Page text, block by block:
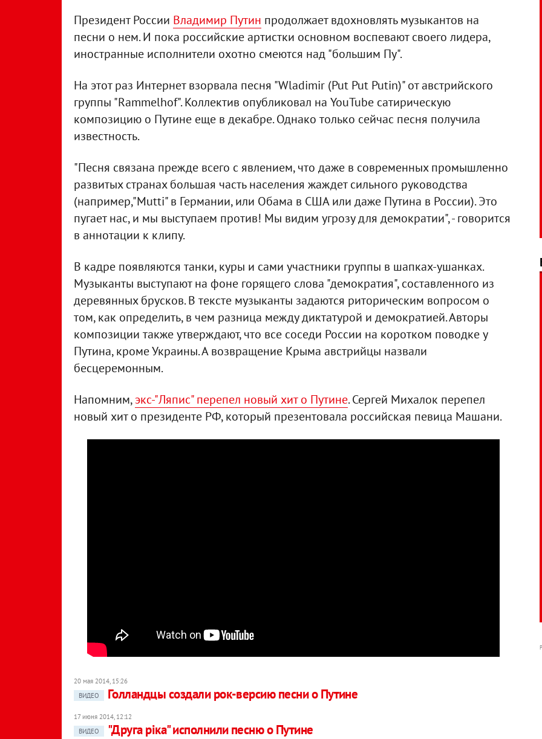
Президент России Владимир Путин продолжает вдохновлять музыкантов на
песни о нем. И пока российские артистки основном воспевают своего лидера,
иностранные исполнители охотно смеются над "большим Пу".
На этот раз Интернет взорвала песня "Wladimir (Put Put Putin)" от австрийского
группы "Rammelhof". Коллектив опубликовал на YouTube сатирическую
композицию о Путине еще в декабре. Однако только сейчас песня получила
известность.
"Песня связана прежде всего с явлением, что даже в современных промышленно
развитых странах большая часть населения жаждет сильного руководства
(например,"Mutti" в Германии, или Обама в США или даже Путина в России). Это
пугает нас, и мы выступаем против! Мы видим угрозу для демократии", - говорится
в аннотации к клипу.
В кадре появляются танки, куры и сами участники группы в шапках-ушанках.
Музыканты выступают на фоне горящего слова "демократия", составленного из
деревянных брусков. В тексте музыканты задаются риторическим вопросом о
том, как определить, в чем разница между диктатурой и демократией. Авторы
композиции также утверждают, что все соседи России на коротком поводке у
Путина, кроме Украины. А возвращение Крыма австрийцы назвали
бесцеремонным.
Напомним,экс-"Ляпис" перепел новый хит о Путине. Сергей Михалок перепел
новый хит о президенте РФ, который презентовала российская певица Машани.
20 мая 2014, 15:26
ВИДЕО
Голландцы создали рок-версию песни о Путине
17 июня 2014, 12:12
ВИДЕО
"Друга рiка" исполнили песню о Путине